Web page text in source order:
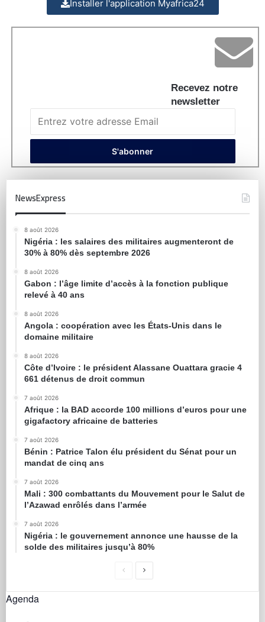
Installer l'application Myafrica24
Recevez notre
newsletter
NewsExpress
8 août 2026
Nigéria : les salaires des militaires augmenteront de
30% à 80% dès septembre 2026
8 août 2026
Gabon : l’âge limite d’accès à la fonction publique
relevé à 40 ans
8 août 2026
Angola : coopération avec les États-Unis dans le
domaine militaire
8 août 2026
Côte d’Ivoire : le président Alassane Ouattara gracie 4
661 détenus de droit commun
7 août 2026
Afrique : la BAD accorde 100 millions d’euros pour une
gigafactory africaine de batteries
7 août 2026
Bénin : Patrice Talon élu président du Sénat pour un
mandat de cinq ans
7 août 2026
Mali : 300 combattants du Mouvement pour le Salut de
l’Azawad enrôlés dans l’armée
7 août 2026
Nigéria : le gouvernement annonce une hausse de la
solde des militaires jusqu’à 80%
Agenda